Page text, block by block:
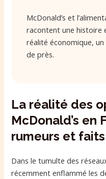
McDonald’s et
racontent une histoire
réalité économique,
de près.
La réalité des
McDonald’s en
rumeurs et faits
Dans le tumulte des
récemment enflammé les